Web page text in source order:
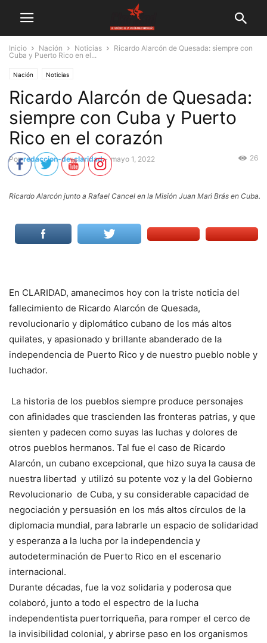
Inicio Nación Noticias
Ricardo Alarcón de Quesada: siempre con
Cuba y Puerto Rico en el...
Nación Noticias
Ricardo Alarcón de Quesada:
siempre con Cuba y Puerto
Rico en el corazón
Por redaccion-de-claridad - mayo 1, 2022 26
Ricardo Alarcón junto a Rafael Cancel en la Misión Juan Mari Brás en Cuba.
En CLARIDAD, amanecimos hoy con la triste noticia del
fallecimiento de Ricardo Alarcón de Quesada,
revolucionario y diplomático cubano de los más altos
quilates, y apasionado y brillante abanderado de la
independencia de Puerto Rico y de nuestro pueblo noble y
luchador.
La historia de los pueblos siempre produce personajes
con afinidades que trascienden las fronteras patrias, y que
sienten y padecen como suyas las luchas y dolores de
otros pueblos hermanos. Tal fue el caso de Ricardo
Alarcón, un cubano excepcional, que hizo suya la causa de
nuestra libertad y utilizó su potente voz y la del Gobierno
Revolucionario de Cuba, y su considerable capacidad de
negociación y persuasión en los más altos círculos de la
diplomacia mundial, para labrarle un espacio de solidaridad
y esperanza a la lucha por la independencia y
autodeterminación de Puerto Rico en el escenario
internacional.
Durante décadas, fue la voz solidaria y poderosa que
colaboró, junto a todo el espectro de la lucha
independentista puertorriqueña, para romper el cerco de
la invisibilidad colonial, y abrirse paso en los organismos